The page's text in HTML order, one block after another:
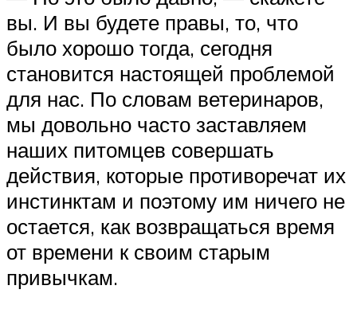
вы. И вы будете правы, то, что
было хорошо тогда, сегодня
становится настоящей проблемой
для нас. По словам ветеринаров,
мы довольно часто заставляем
наших питомцев совершать
действия, которые противоречат их
инстинктам и поэтому им ничего не
остается, как возвращаться время
от времени к своим старым
привычкам.